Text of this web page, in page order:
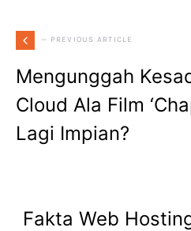
— PREVIOUS ARTICLE
Mengunggah
Cloud Ala Film
Lagi Impian?
Fakta Web